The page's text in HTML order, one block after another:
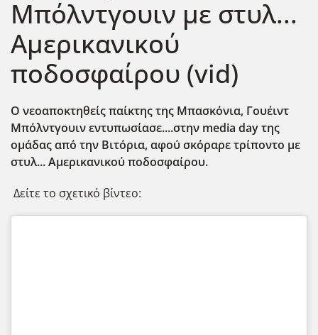
Μπόλντγουιν με στυλ...
Αμερικανικού
ποδοσφαίρου (vid)
Ο νεοαποκτηθείς παίκτης της Μπασκόνια, Γουέιντ
Μπόλντγουιν εντυπωσίασε....στην media day της
ομάδας από την Βιτόρια, αφού σκόραρε τρίποντο με
στυλ... Αμερικανικού ποδοσφαίρου.
Δείτε το σχετικό βίντεο: